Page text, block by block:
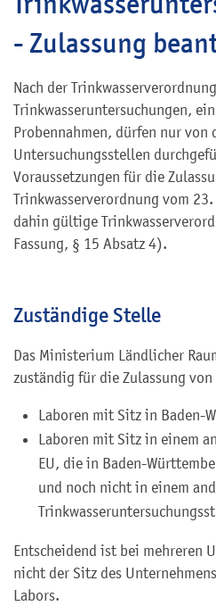
- Zulassung
Nach der
Trinkwasseruntersuchungen,
Probennahmen, dürfen nur von
Untersuchungsstellen
Voraussetzungen für die
Trinkwasserverordnung vom
dahin gültige
Fassung, § 15 Absatz 4).
Zuständige Stelle
Das Ministerium Ländlicher
zuständig für die Zulassung von
Laboren mit Sitz in Baden-
Laboren mit Sitz in einem
EU, die in Baden-
und noch nicht in einem
Entscheidend ist bei mehreren
nicht der Sitz des
Labors.